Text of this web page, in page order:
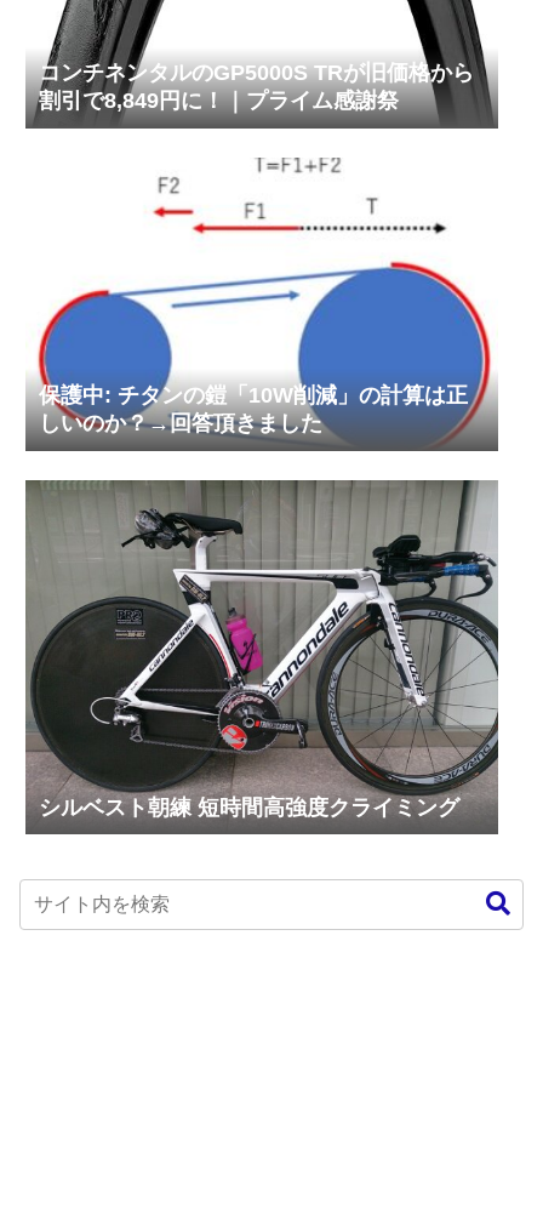
コンチネンタルのGP5000S TRが旧価格から
割引で8,849円に！｜プライム感謝祭
保護中: チタンの鎧「10W削減」の計算は正
しいのか？→回答頂きました
シルベスト朝練 短時間高強度クライミング